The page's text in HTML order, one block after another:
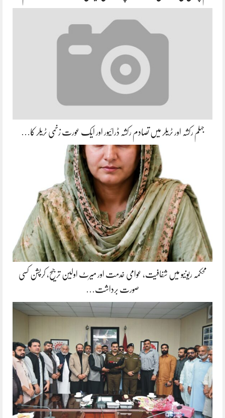
جہلم رکشہ اور ٹریلر میں تصادم رکشہ ڈرائیور اور ایک عورت زخمی ٹریلر کا…
محکمہ ریونیو میں شفافیت، عوامی خدمت اور میرٹ اولین ترجیح، کرپشن کسی
صورت برداشت…